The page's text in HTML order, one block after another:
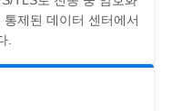
제된 데이터 센터에서
.